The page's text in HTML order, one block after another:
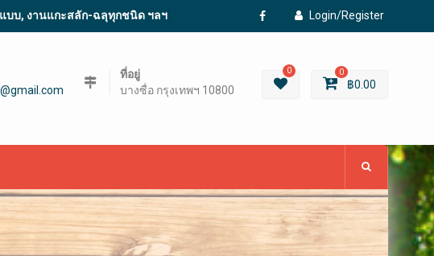
บบ, งานแกะสลัก-ฉลุทุกชนิด ฯลฯ
Login/Register
Facebook
ที่อยู่
บางซื่อ กรุงเทพฯ 10800
0 0
฿0.00